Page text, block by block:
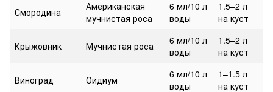
Смородина
Американская
мучнистая роса
6 мл/10 л
воды
1.5–2 л
на куст
Крыжовник Мучнистая роса
6 мл/10 л
воды
1.5–2 л
на куст
Виноград Оидиум
6 мл/10 л
воды
1–1.5 л
на куст